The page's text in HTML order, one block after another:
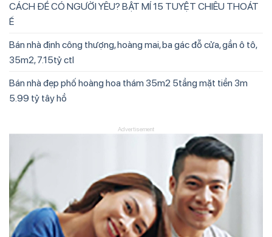
CÁCH ĐỂ CÓ NGƯỜI YÊU? BẬT MÍ 15 TUYỆT CHIÊU THOÁT
Ế
Bán nhà định công thượng, hoàng mai, ba gác đỗ cửa, gần ô tô,
35m2, 7.15tỷ ctl
Bán nhà đẹp phố hoàng hoa thám 35m2 5tầng mặt tiền 3m
5.99 tỷ tây hồ
Advertisement